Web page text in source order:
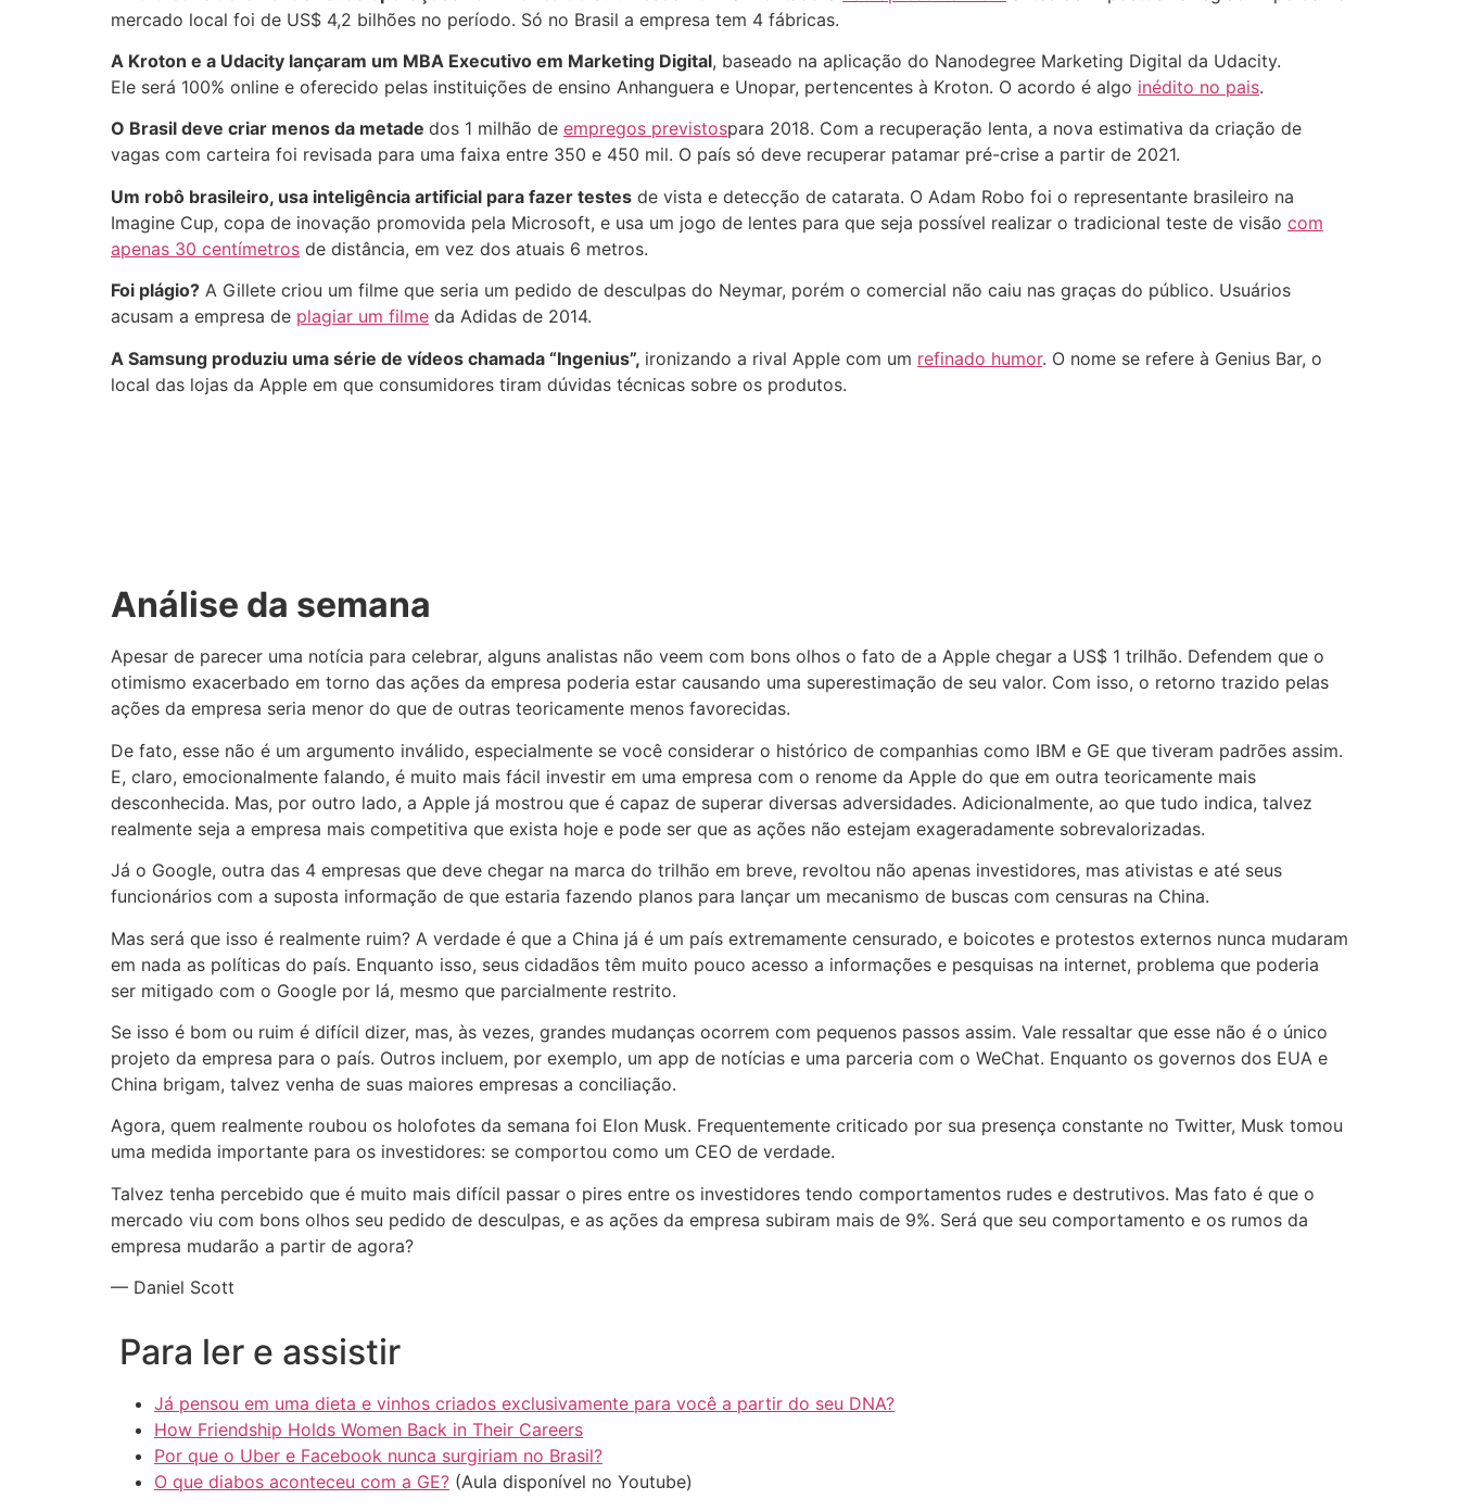
mercado local foi de US$ 4,2 bilhões no período. Só no Brasil a empresa tem 4 fábricas.
A Kroton e a Udacity lançaram um MBA Executivo em Marketing Digital, baseado na aplicação do Nanodegree Marketing Digital da Udacity.
Ele será 100% online e oferecido pelas instituições de ensino Anhanguera e Unopar, pertencentes à Kroton. O acordo é algo inédito no pais.
O Brasil deve criar menos da metade dos 1 milhão de empregos previstospara 2018. Com a recuperação lenta, a nova estimativa da criação de
vagas com carteira foi revisada para uma faixa entre 350 e 450 mil. O país só deve recuperar patamar pré-crise a partir de 2021.
Um robô brasileiro, usa inteligência artificial para fazer testes de vista e detecção de catarata. O Adam Robo foi o representante brasileiro na
Imagine Cup, copa de inovação promovida pela Microsoft, e usa um jogo de lentes para que seja possível realizar o tradicional teste de visão com
apenas 30 centímetros de distância, em vez dos atuais 6 metros.
Foi plágio? A Gillete criou um filme que seria um pedido de desculpas do Neymar, porém o comercial não caiu nas graças do público. Usuários
acusam a empresa de plagiar um filme da Adidas de 2014.
A Samsung produziu uma série de vídeos chamada “Ingenius”, ironizando a rival Apple com um refinado humor. O nome se refere à Genius Bar, o
local das lojas da Apple em que consumidores tiram dúvidas técnicas sobre os produtos.
Análise da semana
Apesar de parecer uma notícia para celebrar, alguns analistas não veem com bons olhos o fato de a Apple chegar a US$ 1 trilhão. Defendem que o
otimismo exacerbado em torno das ações da empresa poderia estar causando uma superestimação de seu valor. Com isso, o retorno trazido pelas
ações da empresa seria menor do que de outras teoricamente menos favorecidas.
De fato, esse não é um argumento inválido, especialmente se você considerar o histórico de companhias como IBM e GE que tiveram padrões assim.
E, claro, emocionalmente falando, é muito mais fácil investir em uma empresa com o renome da Apple do que em outra teoricamente mais
desconhecida. Mas, por outro lado, a Apple já mostrou que é capaz de superar diversas adversidades. Adicionalmente, ao que tudo indica, talvez
realmente seja a empresa mais competitiva que exista hoje e pode ser que as ações não estejam exageradamente sobrevalorizadas.
Já o Google, outra das 4 empresas que deve chegar na marca do trilhão em breve, revoltou não apenas investidores, mas ativistas e até seus
funcionários com a suposta informação de que estaria fazendo planos para lançar um mecanismo de buscas com censuras na China.
Mas será que isso é realmente ruim? A verdade é que a China já é um país extremamente censurado, e boicotes e protestos externos nunca mudaram
em nada as políticas do país. Enquanto isso, seus cidadãos têm muito pouco acesso a informações e pesquisas na internet, problema que poderia
ser mitigado com o Google por lá, mesmo que parcialmente restrito.
Se isso é bom ou ruim é difícil dizer, mas, às vezes, grandes mudanças ocorrem com pequenos passos assim. Vale ressaltar que esse não é o único
projeto da empresa para o país. Outros incluem, por exemplo, um app de notícias e uma parceria com o WeChat. Enquanto os governos dos EUA e
China brigam, talvez venha de suas maiores empresas a conciliação.
Agora, quem realmente roubou os holofotes da semana foi Elon Musk. Frequentemente criticado por sua presença constante no Twitter, Musk tomou
uma medida importante para os investidores: se comportou como um CEO de verdade.
Talvez tenha percebido que é muito mais difícil passar o pires entre os investidores tendo comportamentos rudes e destrutivos. Mas fato é que o
mercado viu com bons olhos seu pedido de desculpas, e as ações da empresa subiram mais de 9%. Será que seu comportamento e os rumos da
empresa mudarão a partir de agora?
— Daniel Scott
Para ler e assistir
Já pensou em uma dieta e vinhos criados exclusivamente para você a partir do seu DNA?
How Friendship Holds Women Back in Their Careers
Por que o Uber e Facebook nunca surgiriam no Brasil?
O que diabos aconteceu com a GE? (Aula disponível no Youtube)